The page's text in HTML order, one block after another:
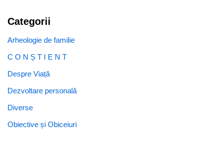
Categorii
Arheologie de familie
C O N Ș T I E N T
Despre Viață
Dezvoltare personală
Diverse
Obiective și Obiceiuri